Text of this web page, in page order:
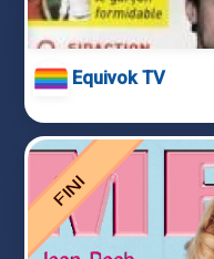
Equivok TV